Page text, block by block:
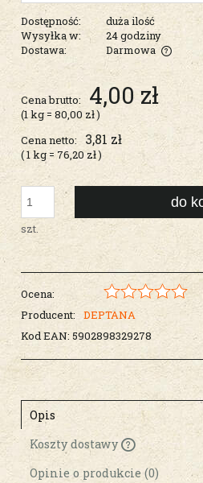
Dostępność:
duża ilość
Wysyłka w:
24 godziny
Dostawa:
Darmowa
Cena nie zawiera ewentualnych
Cena brutto: 4,00 zł
(1kg= 80,00 zł)
Cena netto:
3,81 zł
( 1kg = 76,20 zł)
szt.
do
Ocena:
Producent:
DEPTANA
Kod EAN: 5902898329278
Opis
Koszty dostawy
Cena nie zawiera
płatności
Opinie o produkcie (0)